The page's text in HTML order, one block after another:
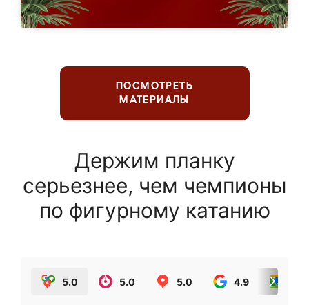
ПОСМОТРЕТЬ
МАТЕРИАЛЫ
Держим планку
серьезнее, чем чемпионы
по фигурному катанию
5.0 5.0 5.0 4.9